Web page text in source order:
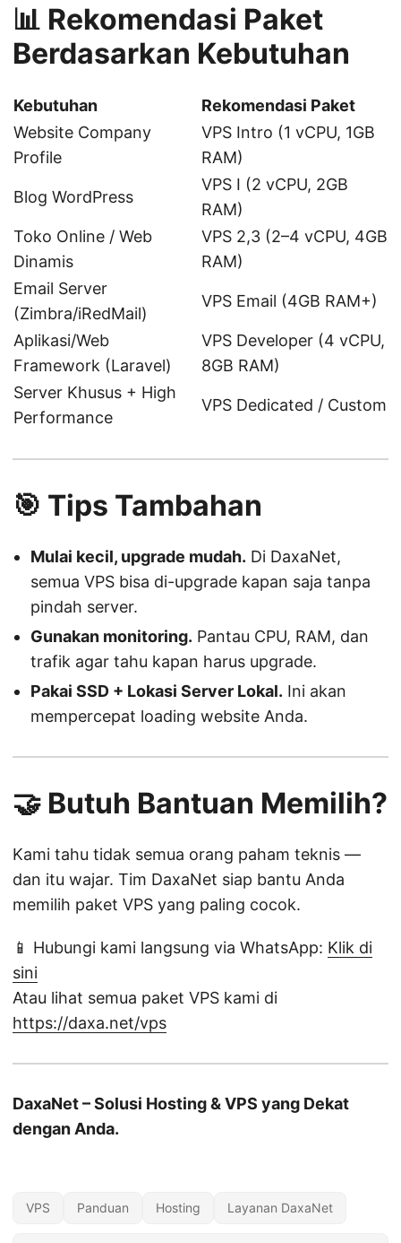
📊 Rekomendasi Paket
Berdasarkan Kebutuhan
Kebutuhan
Rekomendasi Paket
Website Company
Profile
VPS Intro (1 vCPU, 1GB
RAM)
Blog WordPress
VPS I (2 vCPU, 2GB
RAM)
Toko Online / Web
Dinamis
VPS 2,3 (2–4 vCPU, 4GB
RAM)
Email Server
(Zimbra/iRedMail)
VPS Email (4GB RAM+)
Aplikasi/Web
Framework (Laravel)
VPS Developer (4 vCPU,
8GB RAM)
Server Khusus + High
Performance
VPS Dedicated / Custom
🎯 Tips Tambahan
Mulai kecil, upgrade mudah. Di DaxaNet,
semua VPS bisa di-upgrade kapan saja tanpa
pindah server.
Gunakan monitoring. Pantau CPU, RAM, dan
trafik agar tahu kapan harus upgrade.
Pakai SSD + Lokasi Server Lokal. Ini akan
mempercepat loading website Anda.
🤝 Butuh Bantuan Memilih?
Kami tahu tidak semua orang paham teknis —
dan itu wajar. Tim DaxaNet siap bantu Anda
memilih paket VPS yang paling cocok.
📱 Hubungi kami langsung via WhatsApp: Klik di
sini
Atau lihat semua paket VPS kami di
https://daxa.net/vps
DaxaNet – Solusi Hosting & VPS yang Dekat
dengan Anda.
VPS Panduan Hosting Layanan DaxaNet